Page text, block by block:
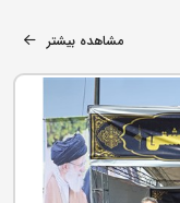
مشاهده بیشتر